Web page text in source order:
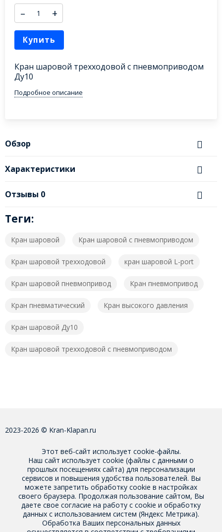
– +
Купить
Кран шаровой трехходовой с пневмоприводом
Ду10
Подробное описание
Обзор
Характеристики
Отзывы 0
Теги:
Кран шаровой Кран шаровой с пневмоприводом
Кран шаровой трехходовой кран шаровой L-port
Кран шаровой пневмопривод Кран пневмопривод
Кран пневматический Кран высокого давления
Кран шаровой Ду10
Кран шаровой трехходовой с пневмоприводом
2023-2026 © Kran-Klapan.ru
Этот веб-сайт использует cookie-файлы.
Наш сайт использует cookie (файлы с данными о
прошлых посещениях сайта) для персонализации
сервисов и повышения удобства пользователей. Вы
можете запретить обработку cookie в настройках
своего браузера. Продолжая пользование сайтом, Вы
даете свое согласие на работу с cookie и обработку
данных с использованием систем (Яндекс Метрика).
Обработка Ваших персональных данных